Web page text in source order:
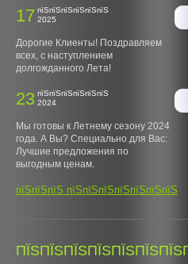
17 пїЅпїЅпїЅпїЅпїЅпїЅ
2025
Дорогие Клиенты! Поздравляем
всех, с наступлением
долгожданного Лета!
23 пїЅпїЅпїЅпїЅпїЅпїЅ
2024
Мы готовы к Летнему сезону 2024
года. А Вы? Специально для Вас:
Лучшие предложения по
выгодным ценам.
пїЅпїЅпїЅ пїЅпїЅпїЅпїЅпїЅпїЅпїЅ